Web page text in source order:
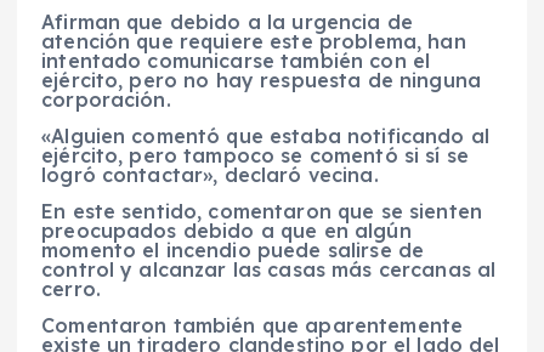
Afirman que debido a la urgencia de
atención que requiere este problema, han
intentado comunicarse también con el
ejército, pero no hay respuesta de ninguna
corporación.
«Alguien comentó que estaba notificando al
ejército, pero tampoco se comentó si sí se
logró contactar», declaró vecina.
En este sentido, comentaron que se sienten
preocupados debido a que en algún
momento el incendio puede salirse de
control y alcanzar las casas más cercanas al
cerro.
Comentaron también que aparentemente
existe un tiradero clandestino por el lado del